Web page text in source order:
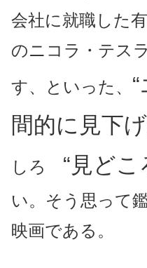
会社に就職した
のニコラ・テス
す、といった、
間的に見下
しろ “見どこ
い。そう思って
映画である。